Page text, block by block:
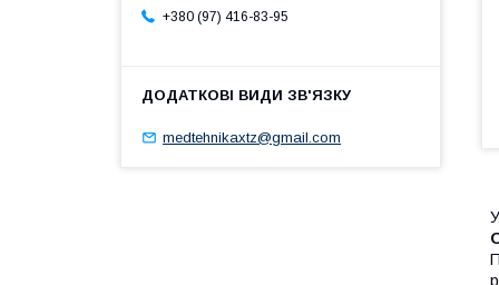
+380 (97) 416-83-95
medtehnikaxtz@gmail.com